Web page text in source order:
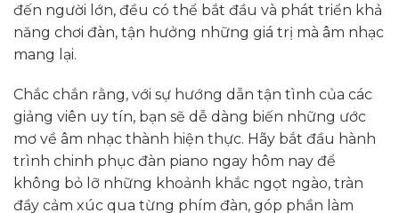
đến người lớn, đều có thể bắt đầu và phát triển khả
năng chơi đàn, tận hưởng những giá trị mà âm nhạc
mang lại.
Chắc chắn rằng, với sự hướng dẫn tận tình của các
giảng viên uy tín, bạn sẽ dễ dàng biến những ước
mơ về âm nhạc thành hiện thực. Hãy bắt đầu hành
trình chinh phục đàn piano ngay hôm nay để
không bỏ lỡ những khoảnh khắc ngọt ngào, tràn
đầy cảm xúc qua từng phím đàn, góp phần làm